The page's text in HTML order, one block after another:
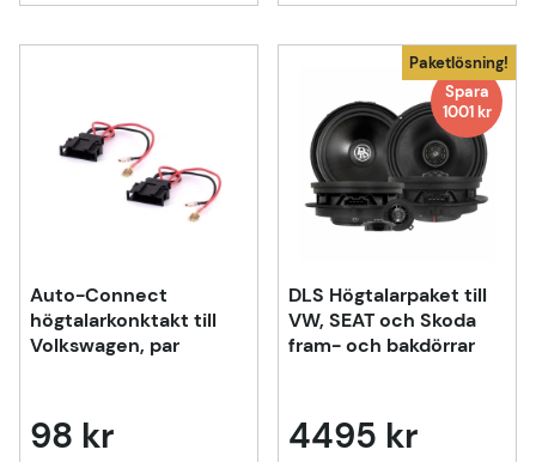
Auto-Connect
högtalarkonktakt till
Volkswagen, par
98 kr
Paketlösning!
Spara
1001 kr
DLS Högtalarpaket till
VW, SEAT och Skoda
fram- och bakdörrar
4495 kr